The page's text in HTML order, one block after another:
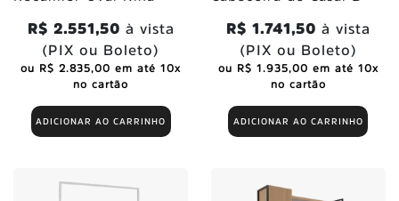
ADICIONAR AO CARRINHO
R$ 2.551,50 à vista
(PIX ou Boleto)
ou R$ 2.835,00 em até 10x
no cartão
ADICIONAR AO CARRINHO
R$ 1.741,50 à vista
(PIX ou Boleto)
ou R$ 1.935,00 em até 10x
no cartão